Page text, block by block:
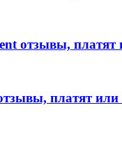
отзывы, платят
платят или